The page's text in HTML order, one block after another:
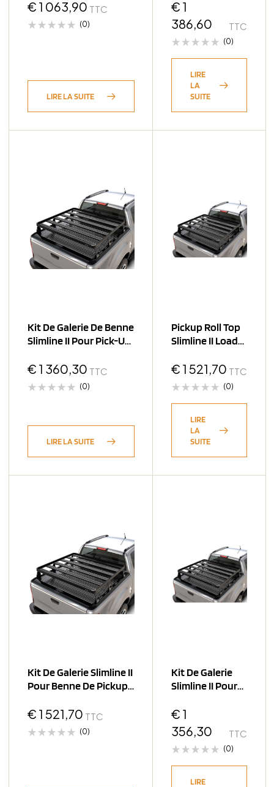
Gladiator J
€ 1 063,90 TTC
(0)
LIRE LA SUITE
Roll Top /
1475(W) X 15
€ 1
386,60
TTC
(0)
LIRE
LA
SUITE
Kit De Galerie De Benne
Slimline II Pour Pick-Up
€ 1 360,30 TTC
(0)
LIRE LA SUITE
Pickup Roll Top
Slimline II Load
1475(W) X 1762(L)
€ 1 521,70 TTC
(0)
LIRE
LA
SUITE
Kit De Galerie Slimline II
Pour Benne De Pickup
€ 1 521,70 TTC
(0)
Kit De Galerie
Slimline II Pour
Up Avec Couvre
Mountain
€ 1
356,30
TTC
(0)
LIRE